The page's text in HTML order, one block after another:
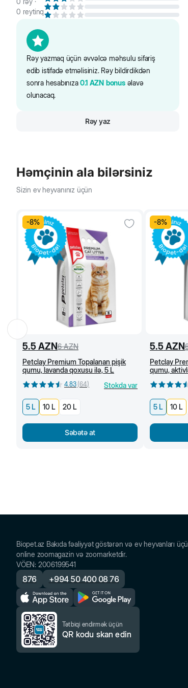
Monge BWild Grain Free paştetinin
Yem öz balanslı tərkibi ilə tam olaraq
Normal çəkili
0 reytinq
Rəy yazmaq üçün əvvəlcə məhsulu sifariş
edib istifadə etməlisiniz. Rəy bildirdikdən
sonra hesabınıza0.1 AZN bonusəlavə
olunacaq.
Rəy yaz
Həmçinin ala bilərsiniz
Sizin ev heyvanınız üçün
-8%
5.5 AZN6 AZN
Petclay Premium Topalanan pişik
qumu, lavanda qoxusu ilə, 5 L
4.83 (64) Stokda var
5 L 10 L 20 L
Səbətə at
-8%
5.5 AZN
Petclay
qumu,
5 L 10 L
Biopet.az Bakıda fəaliyyət göstərən və ev heyvanları
online zoomagazin və zoomarketdir.
VÖEN: 2006199541
876 +994 50 400 08 76
Tətbiqi endirmək üçün
QR kodu skan edin